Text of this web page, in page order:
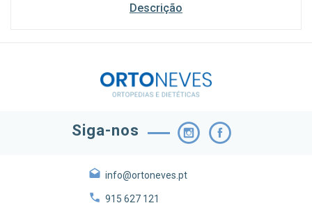
Descrição
Siga-nos
info@ortoneves.pt
915 627 121